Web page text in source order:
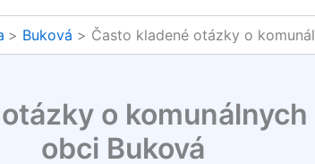
Buková Často kladené otázky o
o
obci Buková